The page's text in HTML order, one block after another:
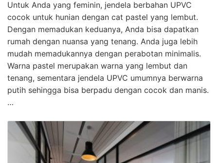
Untuk Anda yang feminin, jendela berbahan UPVC
cocok untuk hunian dengan cat pastel yang lembut.
Dengan memadukan keduanya, Anda bisa dapatkan
rumah dengan nuansa yang tenang. Anda juga lebih
mudah memadukannya dengan perabotan minimalis.
Warna pastel merupakan warna yang lembut dan
tenang, sementara jendela UPVC umumnya berwarna
putih sehingga bisa berpadu dengan cocok dan manis.
…